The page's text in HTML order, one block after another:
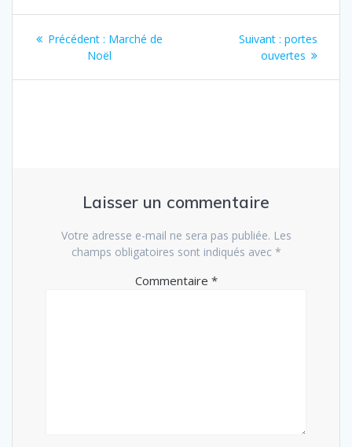
Navigation
Précédent : Article
précédent
Marché de
Noël
Suivant : Article
suivant
portes
ouvertes
Laisser un commentaire
Votre adresse e-mail ne sera pas publiée. Les
champs obligatoires sont indiqués avec *
Commentaire *